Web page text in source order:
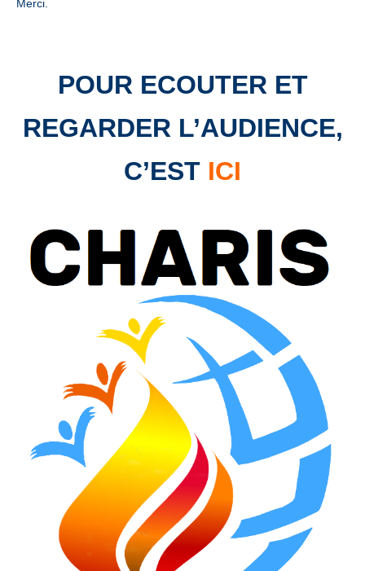
Merci.
POUR ECOUTER ET
REGARDER L’AUDIENCE,
C’EST ICI